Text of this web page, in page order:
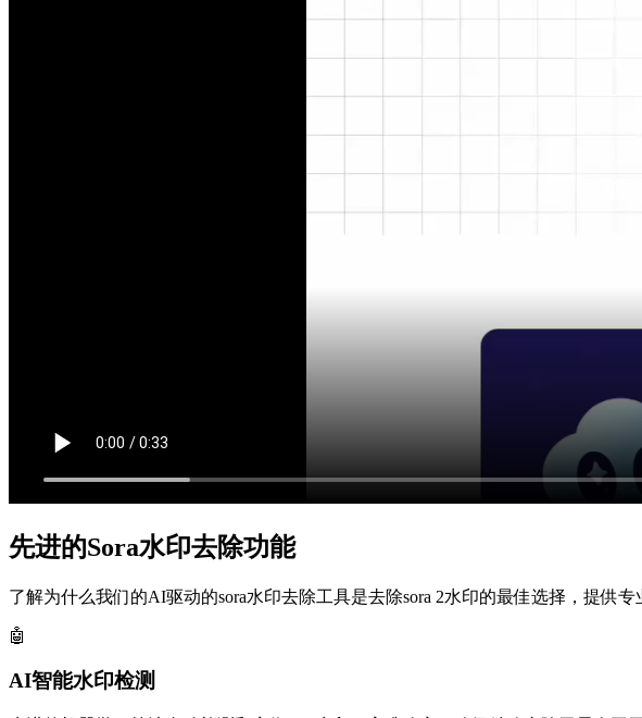
先进的Sora水印去除功能
了解为什么我们的AI驱动的sora水印去除工具是去除sora 2水印的最佳选择，提供专
🤖
AI智能水印检测